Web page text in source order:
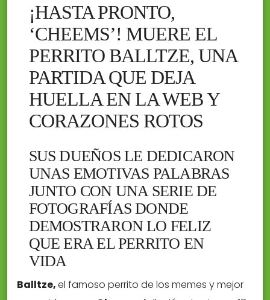
¡HASTA PRONTO,
‘CHEEMS’! MUERE EL
PERRITO BALLTZE, UNA
PARTIDA QUE DEJA
HUELLA EN LA WEB Y
CORAZONES ROTOS
SUS DUEÑOS LE DEDICARON
UNAS EMOTIVAS PALABRAS
JUNTO CON UNA SERIE DE
FOTOGRAFÍAS DONDE
DEMOSTRARON LO FELIZ
QUE ERA EL PERRITO EN
VIDA
Balltze,el famoso perrito de los memes y mejor